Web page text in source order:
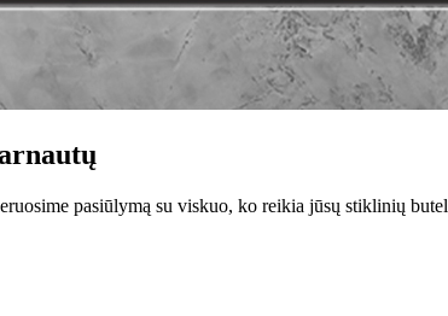
pasiūlymą su viskuo, ko reikia jūsų stiklinių